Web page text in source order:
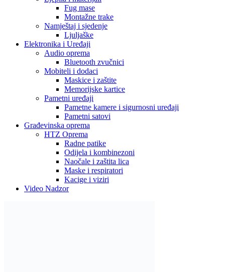
Odijela i kombinezoni
Naočale i zaštita lica
Maske i respiratori
Kacige i viziri
Video Nadzor
Alati i mašine
Aku alati
Baterije i punjači
Brusilice
Pile i sjekire
Bušilice i odvijači
Čekići
Mjerne alatke
Ključevi i gedore
Makaze za živicu
Kosilice
Motorne pile
Kompresori